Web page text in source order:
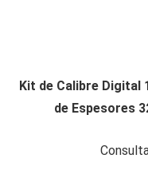
Kit de Calibre Digital
de Espesores